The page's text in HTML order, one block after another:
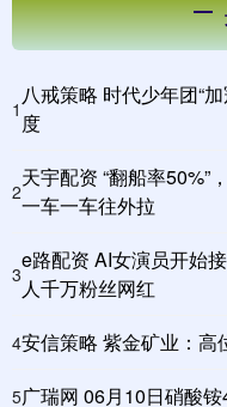
1
八戒策略 时代少年团“
度
2
天宇配资 “翻船率50%”
一车一车往外拉
3
e路配资 AI女演员开始
人千万粉丝网红
4安信策略 紫金矿业：高
5广瑞网 06月10日硝酸